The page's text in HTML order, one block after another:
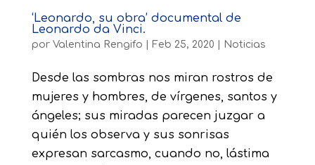
‘Leonardo, su obra’ documental de
Leonardo da Vinci.
por Valentina Rengifo Feb 25, 2020 Noticias
Desde las sombras nos miran rostros de
mujeres y hombres, de vírgenes, santos y
ángeles; sus miradas parecen juzgar a
quién los observa y sus sonrisas
expresan sarcasmo, cuando no, lástima